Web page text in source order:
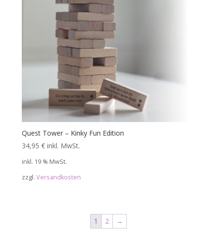
Quest Tower – Kinky Fun Edition
34,95 € inkl. MwSt.
inkl. 19 % MwSt.
zzgl. Versandkosten
1 2 →